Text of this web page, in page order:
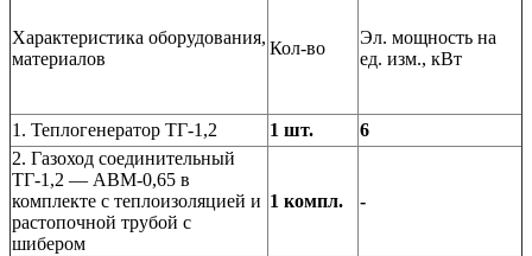
Характеристика оборудования,
материалов
Кол-во
Эл. мощность на
ед. изм., кВт
1. Теплогенератор ТГ-1,2 1 шт.
6
2. Газоход соединительный
ТГ-1,2 — АВМ-0,65 в
комплекте с теплоизоляцией и
растопочной трубой с
шибером
1 компл. -